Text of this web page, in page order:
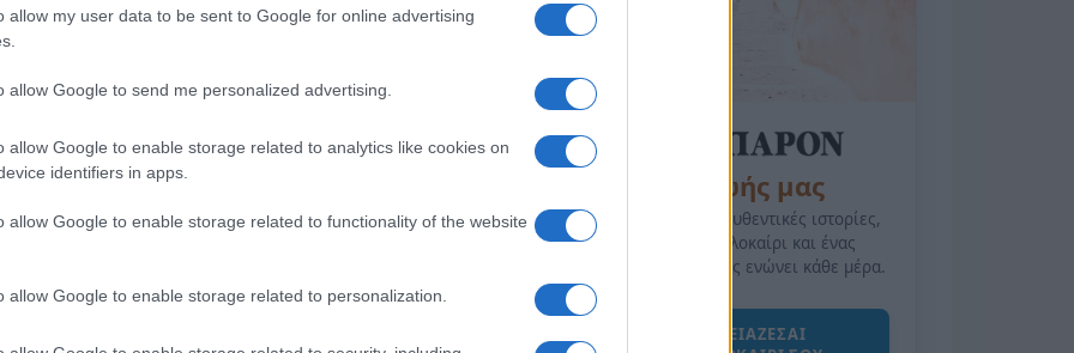
allow my user data to be sent to Google for online advertising
allow Google to send me personalized advertising.
allow Google to enable storage related to analytics like cookies on
identifiers in apps.
allow Google to enable storage related to functionality of the website
allow Google to enable storage related to personalization.
Η
Fitness routine για το καλοκαίρι: 4 hacks
της Ζωής μας
Οι άνθρωποι, οι αυθεντικές ιστορίες,
το ελληνικό καλοκαίρι και ένας
πολιτισμός που μας ενώνει κάθε μέρα.
ΟΣΑ ΧΡΕΙΑΖΕΣΑΙ